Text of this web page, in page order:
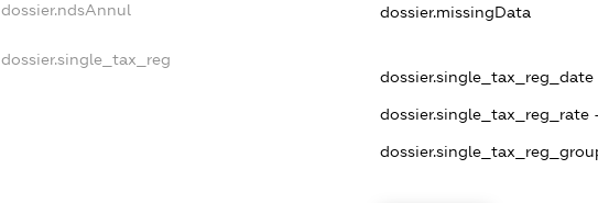
dossier.ndsAnnul dossier.missingData
dossier.single_tax_reg
dossier.single_tax_reg_date
dossier.single_tax_reg_rate